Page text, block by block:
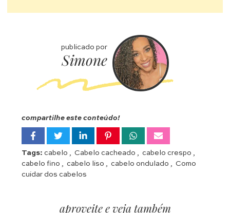
compartilhe este conteúdo!
Tags: cabelo , Cabelo cacheado , cabelo crespo ,
cabelo fino , cabelo liso , cabelo ondulado , Como
cuidar dos cabelos
publicado por
Simone
aproveite e veja também